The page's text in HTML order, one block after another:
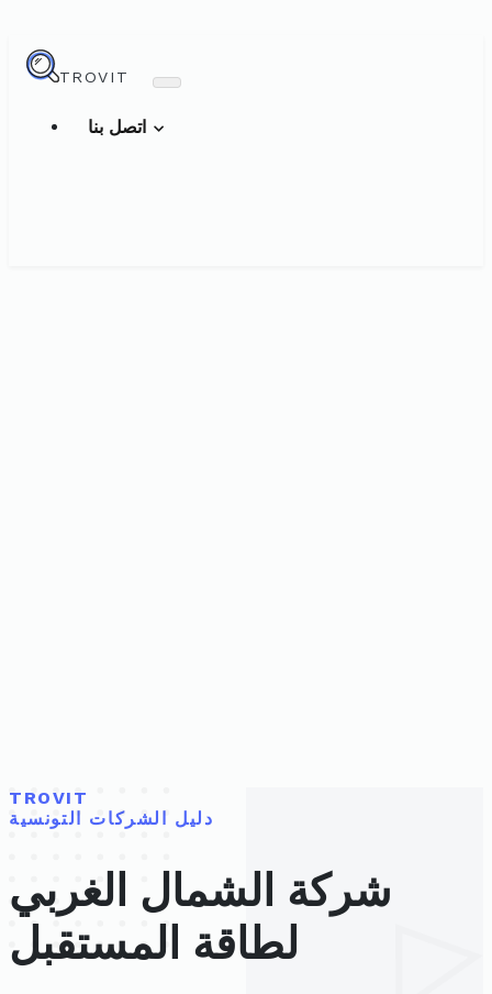
TROVIT
TROVIT
دليل الشركات التونسية
شركة الشمال الغربي
لطاقة المستقبل